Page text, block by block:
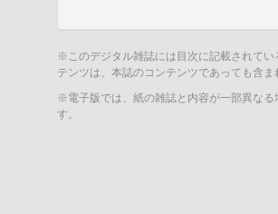
※このデジタル雑誌には目次に記載されて
テンツは、本誌のコンテンツであっても含ま
※電子版では、紙の雑誌と内容が一部異な
す。